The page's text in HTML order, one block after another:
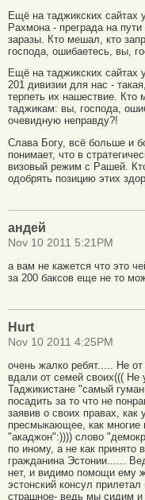
Ещё на таджикских сайтах
Рахмона - преграда на
заразы. Кто мешал, кто
господа, ошибаетесь, вы,
Ещё на таджикских сайтах
201 дивизии для нас -
терпеть их нашествие. Кто
таджикам: вы, господа,
очевидную неправду?!
Слава Богу, всё больше и
понимает, что в
визовый режим с Рашей.
одобрять позицию этих
андей
Nov 10 2011 5:21PM
а вам не кажется что это
за 200 баксов еще не то
Hurt
Nov 10 2011 4:25PM
очень жалко ребят..... Не
вдали от семей своих(((
Таджикистане "самый
посадить за то что не
заявив о своих правах,
пресмыкающее, как многие
"акаджон":)))) слово
по иному, а не как
гражданина Эстонии......
нет, и видимо помощи ему
эстонский консул
страшное- ведь мы сидим и